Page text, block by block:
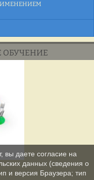
вы даете согласие на
данных (сведения о
и версия Браузера; тип